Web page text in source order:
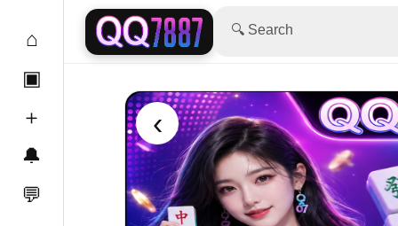
⌂
▣
＋
🔔
💬
🔍 Search
‹